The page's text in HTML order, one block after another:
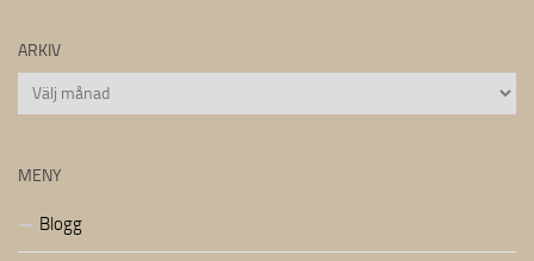
ARKIV
Arkiv
MENY
Blogg